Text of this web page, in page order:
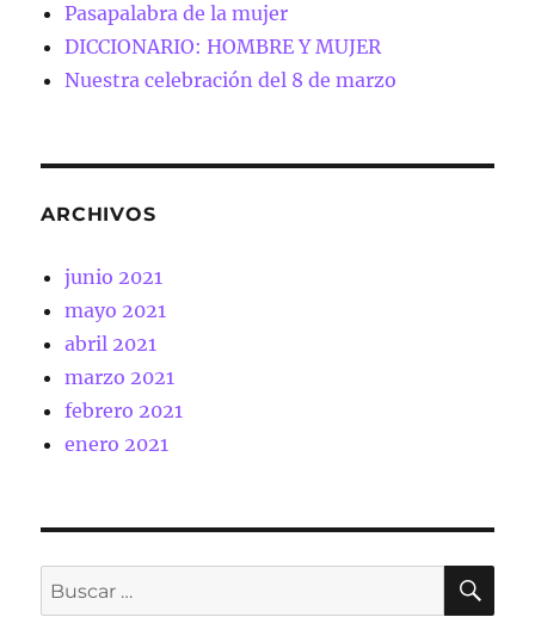
Pasapalabra de la mujer
DICCIONARIO: HOMBRE Y MUJER
Nuestra celebración del 8 de marzo
ARCHIVOS
junio 2021
mayo 2021
abril 2021
marzo 2021
febrero 2021
enero 2021
Buscar
por: